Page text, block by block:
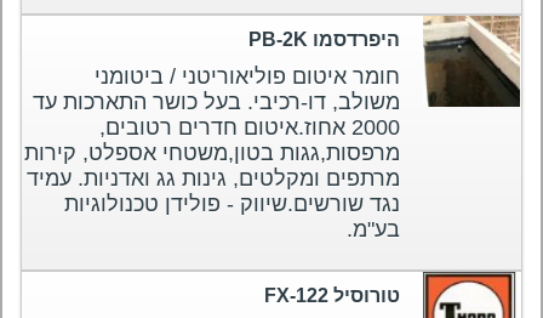
היפרדסמו PB-2K
חומר איטום פוליאוריטני / ביטומני
משולב, דו-רכיבי. בעל כושר התארכות עד
2000 אחוז.איטום חדרים רטובים,
מרפסות,גגות בטון,משטחי אספלט, קירות
מרתפים ומקלטים, גינות גג ואדניות. עמיד
נגד שורשים.שיווק - פולידן טכנולוגיות
בע"מ.
טורוסיל FX-122